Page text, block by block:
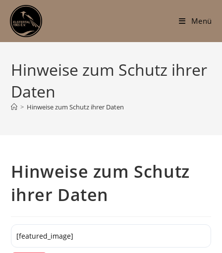
Inhalt
springen
Menü
Hinweise zum Schutz ihrer
Daten
> Hinweise zum Schutz ihrer Daten
Hinweise zum Schutz
ihrer Daten
[featured_image]